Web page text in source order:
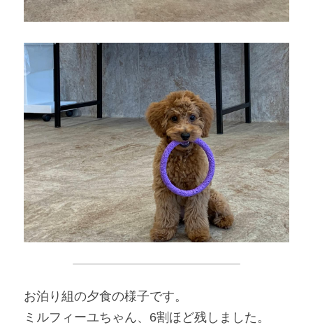
お泊り組の夕食の様子です。
ミルフィーユちゃん、6割ほど残しました。